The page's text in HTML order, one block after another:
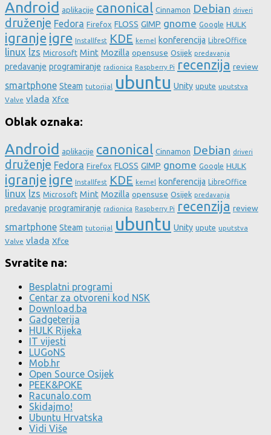
Android aplikacije canonical Cinnamon Debian driveri
druženje Fedora Firefox FLOSS GIMP gnome Google HULK
igranje igre Installfest KDE kernel konferencija LibreOffice
linux lzs Microsoft Mint Mozilla opensuse Osijek predavanja
predavanje programiranje radionica Raspberry Pi recenzija review
smartphone Steam tutorijal ubuntu Unity upute uputstva
Valve vlada Xfce
Oblak oznaka:
Android aplikacije canonical Cinnamon Debian driveri
druženje Fedora Firefox FLOSS GIMP gnome Google HULK
igranje igre Installfest KDE kernel konferencija LibreOffice
linux lzs Microsoft Mint Mozilla opensuse Osijek predavanja
predavanje programiranje radionica Raspberry Pi recenzija review
smartphone Steam tutorijal ubuntu Unity upute uputstva
Valve vlada Xfce
Svratite na:
Besplatni programi
Centar za otvoreni kod NSK
Download.ba
Gadgeterija
HULK Rijeka
IT vijesti
LUGoNS
Mob.hr
Open Source Osijek
PEEK&POKE
Racunalo.com
Skidajmo!
Ubuntu Hrvatska
Vidi Više